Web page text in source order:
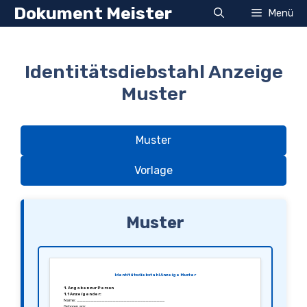
Zum
InhaltDokument Meister Menü
Identitätsdiebstahl Anzeige
Muster
Muster
Vorlage
Muster
Identitätsdiebstahl Anzeige Muster
1. Angaben zur Person
1.1 Anzeigender:
Name: ________________________________